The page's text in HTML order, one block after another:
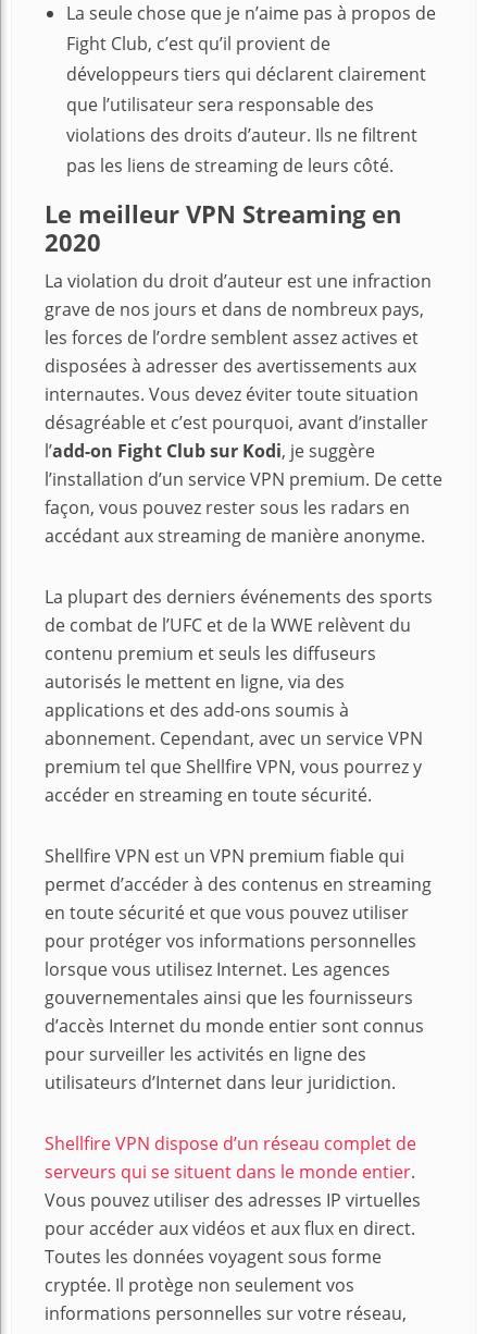
La seule chose que je n’aime pas à propos de
Fight Club, c’est qu’il provient de
développeurs tiers qui déclarent clairement
que l’utilisateur sera responsable des
violations des droits d’auteur. Ils ne filtrent
pas les liens de streaming de leurs côté.
Le meilleur VPN Streaming en
2020
La violation du droit d’auteur est une infraction
grave de nos jours et dans de nombreux pays,
les forces de l’ordre semblent assez actives et
disposées à adresser des avertissements aux
internautes. Vous devez éviter toute situation
désagréable et c’est pourquoi, avant d’installer
l’add-on Fight Club sur Kodi, je suggère
l’installation d’un service VPN premium. De cette
façon, vous pouvez rester sous les radars en
accédant aux streaming de manière anonyme.
La plupart des derniers événements des sports
de combat de l’UFC et de la WWE relèvent du
contenu premium et seuls les diffuseurs
autorisés le mettent en ligne, via des
applications et des add-ons soumis à
abonnement. Cependant, avec un service VPN
premium tel que Shellfire VPN, vous pourrez y
accéder en streaming en toute sécurité.
Shellfire VPN est un VPN premium fiable qui
permet d’accéder à des contenus en streaming
en toute sécurité et que vous pouvez utiliser
pour protéger vos informations personnelles
lorsque vous utilisez Internet. Les agences
gouvernementales ainsi que les fournisseurs
d’accès Internet du monde entier sont connus
pour surveiller les activités en ligne des
utilisateurs d’Internet dans leur juridiction.
Shellfire VPN dispose d’un réseau complet de
serveurs qui se situent dans le monde entier.
Vous pouvez utiliser des adresses IP virtuelles
pour accéder aux vidéos et aux flux en direct.
Toutes les données voyagent sous forme
cryptée. Il protège non seulement vos
informations personnelles sur votre réseau,